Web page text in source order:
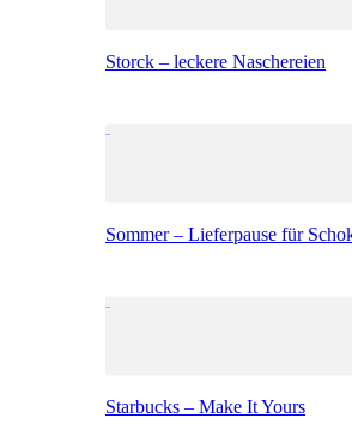
Storck – leckere Naschereien
Sommer – Lieferpause für
Starbucks – Make It Yours